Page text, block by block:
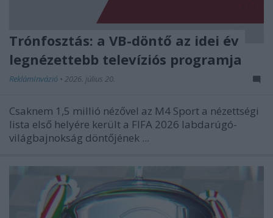
Trónfosztás: a VB-döntő az idei év
legnézettebb televíziós programja
ReklámInvázió • 2026. július 20.
Csaknem 1,5 millió nézővel az M4 Sport a nézettségi
lista első helyére került a FIFA 2026 labdarúgó-
világbajnokság döntőjének ...